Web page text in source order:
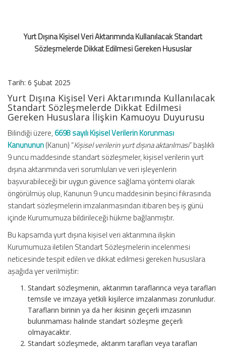
Yurt Dışına Kişisel Veri Aktarımında Kullanılacak Standart
Sözleşmelerde Dikkat Edilmesi Gereken Hususlar
Tarih: 6 Şubat 2025
Yurt Dışına Kişisel Veri Aktarımında Kullanılacak
Standart Sözleşmelerde Dikkat Edilmesi
Gereken Hususlara İlişkin Kamuoyu Duyurusu
Bilindiği üzere, 6698 sayılı Kişisel Verilerin Korunması
Kanununun(Kanun) “Kişisel verilerin yurt dışına aktarılması” başlıklı
9 uncu maddesinde standart sözleşmeler, kişisel verilerin yurt
dışına aktarımında veri sorumluları ve veri işleyenlerin
başvurabileceği bir uygun güvence sağlama yöntemi olarak
öngörülmüş olup, Kanunun 9 uncu maddesinin beşinci fıkrasında
standart sözleşmelerin imzalanmasından itibaren beş iş günü
içinde Kurumumuza bildirileceği hükme bağlanmıştır.
Bu kapsamda yurt dışına kişisel veri aktarımına ilişkin
Kurumumuza iletilen Standart Sözleşmelerin incelenmesi
neticesinde tespit edilen ve dikkat edilmesi gereken hususlara
aşağıda yer verilmiştir:
Standart sözleşmenin, aktarımın taraflarınca veya tarafları
temsile ve imzaya yetkili kişilerce imzalanması zorunludur.
Tarafların birinin ya da her ikisinin geçerli imzasının
bulunmaması halinde standart sözleşme geçerli
olmayacaktır.
Standart sözleşmede, aktarım tarafları veya tarafları